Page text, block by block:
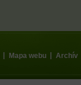
Mapa webu Archív